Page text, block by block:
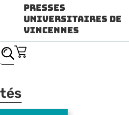
Presses
Universitaires de
Vincennes